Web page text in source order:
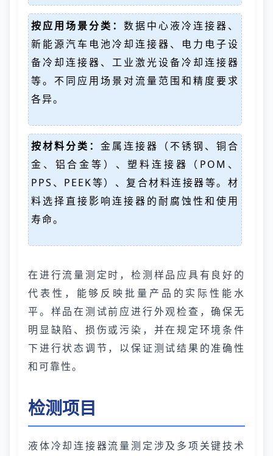
按应用场景分类： 数据中心液冷连接器、
新能源汽车电池冷却连接器、电力电子设
备冷却连接器、工业激光设备冷却连接器
等。不同应用场景对流量范围和精度要求
各异。
按材料分类： 金属连接器（不锈钢、铜合
金、铝合金等）、塑料连接器（POM、
PPS、PEEK等）、复合材料连接器等。材
料选择直接影响连接器的耐腐蚀性和使用
寿命。
在进行流量测定时，检测样品应具有良好的
代表性，能够反映批量产品的实际性能水
平。样品在测试前应进行外观检查，确保无
明显缺陷、损伤或污染，并在规定环境条件
下进行状态调节，以保证测试结果的准确性
和可靠性。
检测项目
液体冷却连接器流量测定涉及多项关键技术